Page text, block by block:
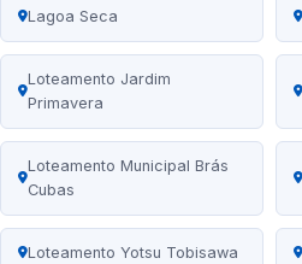
Lagoa Seca
Loteamento Jardim
Primavera
Loteamento Municipal Brás
Cubas
Loteamento Yotsu Tobisawa